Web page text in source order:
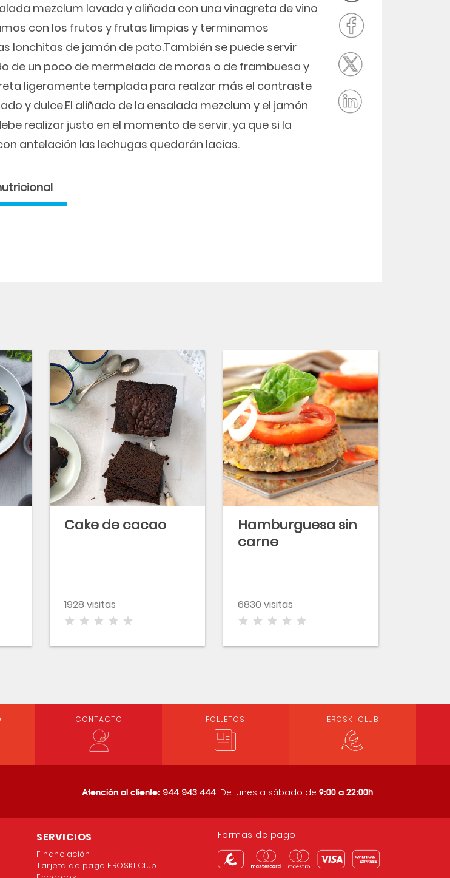
mezclum lavada y aliñada con una vinagreta de vino
con los frutos y frutas limpias y terminamos
lonchitas de jamón de pato.También se puede servir
de un poco de mermelada de moras o de frambuesa y
ligeramente templada para realzar más el contraste
y dulce.El aliñado de la ensalada mezclum y el jamón
realizar justo en el momento de servir, ya que si la
antelación las lechugas quedarán lacias.
Cake de cacao
1928 visitas
Hamburguesa sin
carne
6830 visitas
CONTACTO FOLLETOS EROSKI CLUB
Atención al cliente: 944 943 444. De lunes a sábado de 9:00 a 22:00h
SERVICIOS
Financiación
Tarjeta de pago EROSKI Club
Formas de pago: